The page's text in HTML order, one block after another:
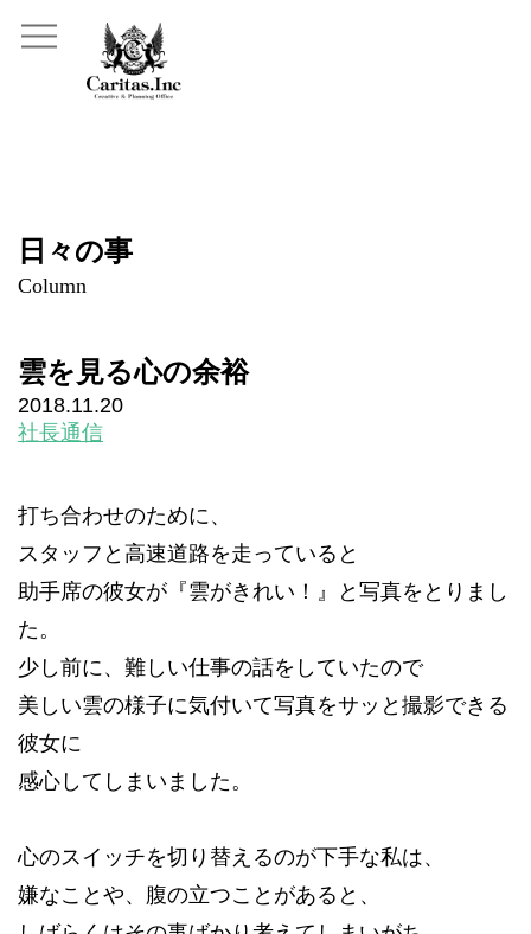
日々の事
Column
雲を見る心の余裕
2018.11.20
社長通信
打ち合わせのために、
スタッフと高速道路を走っていると
助手席の彼女が『雲がきれい！』と写真をとりまし
た。
少し前に、難しい仕事の話をしていたので
美しい雲の様子に気付いて写真をサッと撮影できる
彼女に
感心してしまいました。
心のスイッチを切り替えるのが下手な私は、
嫌なことや、腹の立つことがあると、